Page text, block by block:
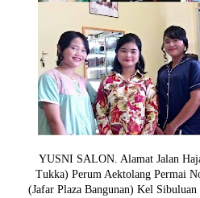
YUSNI SALON. Alamat Jalan
Tukka) Perum Aektolang Permai
(Jafar Plaza Bangunan) Kel Sibuluan